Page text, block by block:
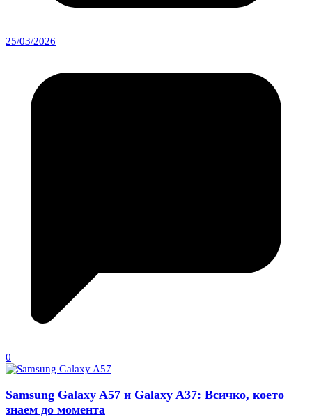
25/03/2026
0
Samsung Galaxy A57 и Galaxy A37: Всичко, което
знаем до момента